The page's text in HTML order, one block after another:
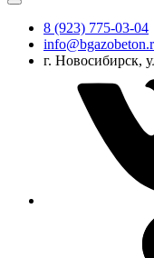
8 (923) 775-03-04
г. Новосибирск,